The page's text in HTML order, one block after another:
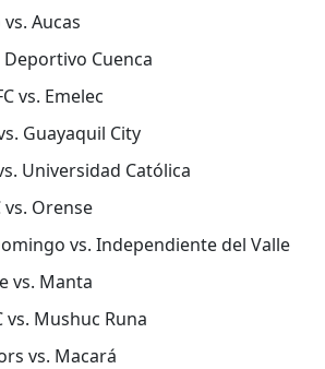
Aucas
Deportivo Cuenca
vs. Emelec
Guayaquil City
Universidad Católica
Orense
vs. Independiente del Valle
vs. Manta
vs. Mushuc Runa
vs. Macará